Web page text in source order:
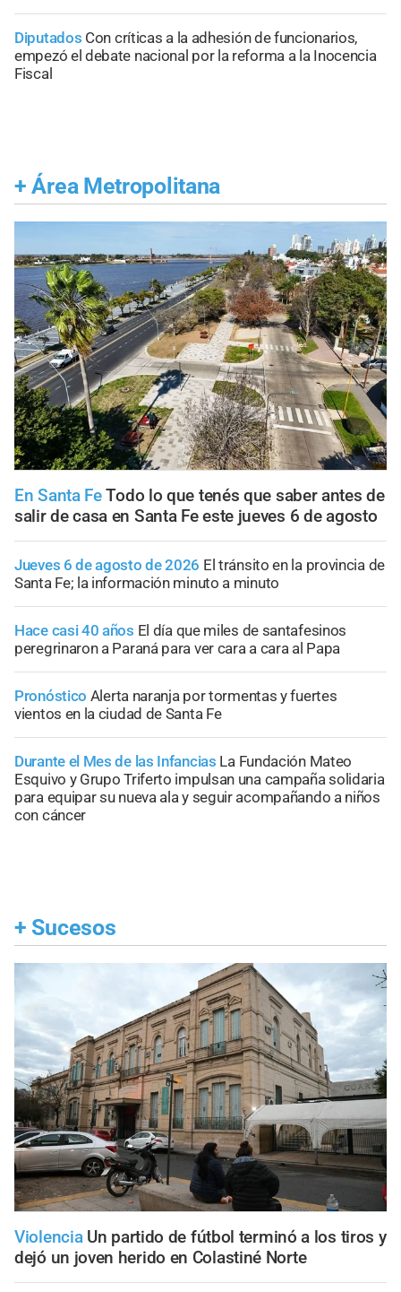
Diputados Con críticas a la adhesión de funcionarios,
empezó el debate nacional por la reforma a la Inocencia
Fiscal
+ Área Metropolitana
En Santa Fe Todo lo que tenés que saber antes de
salir de casa en Santa Fe este jueves 6 de agosto
Jueves 6 de agosto de 2026 El tránsito en la provincia de
Santa Fe; la información minuto a minuto
Hace casi 40 años El día que miles de santafesinos
peregrinaron a Paraná para ver cara a cara al Papa
Pronóstico Alerta naranja por tormentas y fuertes
vientos en la ciudad de Santa Fe
Durante el Mes de las Infancias La Fundación Mateo
Esquivo y Grupo Triferto impulsan una campaña solidaria
para equipar su nueva ala y seguir acompañando a niños
con cáncer
+ Sucesos
Violencia Un partido de fútbol terminó a los tiros y
dejó un joven herido en Colastiné Norte